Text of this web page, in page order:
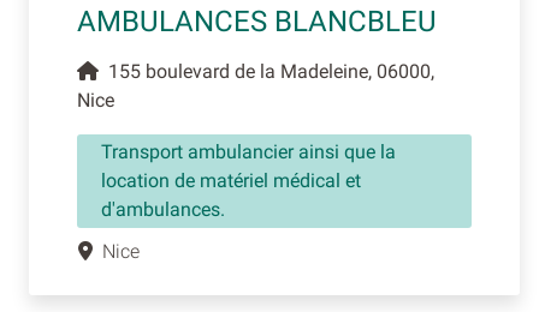
AMBULANCES BLANCBLEU
155 boulevard de la Madeleine, 06000,
Nice
Transport ambulancier ainsi que la
location de matériel médical et
d'ambulances.
Nice